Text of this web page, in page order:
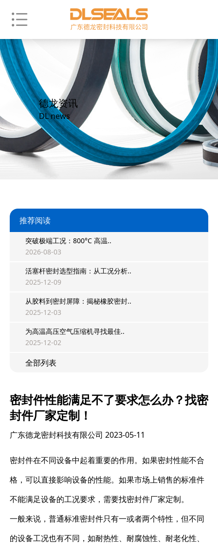
德龙资讯
DL news
推荐阅读
突破极端工况：800°C 高温..
2026-08-03
活塞杆密封选型指南：从工况分析..
2025-12-09
从胶料到密封屏障：揭秘橡胶密封..
2025-12-03
为高温高压空气压缩机寻找最佳..
2025-12-02
全部列表
密封件性能满足不了要求怎么办？找密
封件厂家定制！
广东德龙密封科技有限公司 2023-05-11
密封件在不同设备中起着重要的作用。如果密封性能不合
格，可以直接影响设备的性能。如果市场上销售的标准件
不能满足设备的工况要求，需要找密封件厂家定制。
一般来说，普通标准密封件只有一或者两个特性，但不同
的设备工况也有不同，如耐热性、耐腐蚀性、耐老化性、